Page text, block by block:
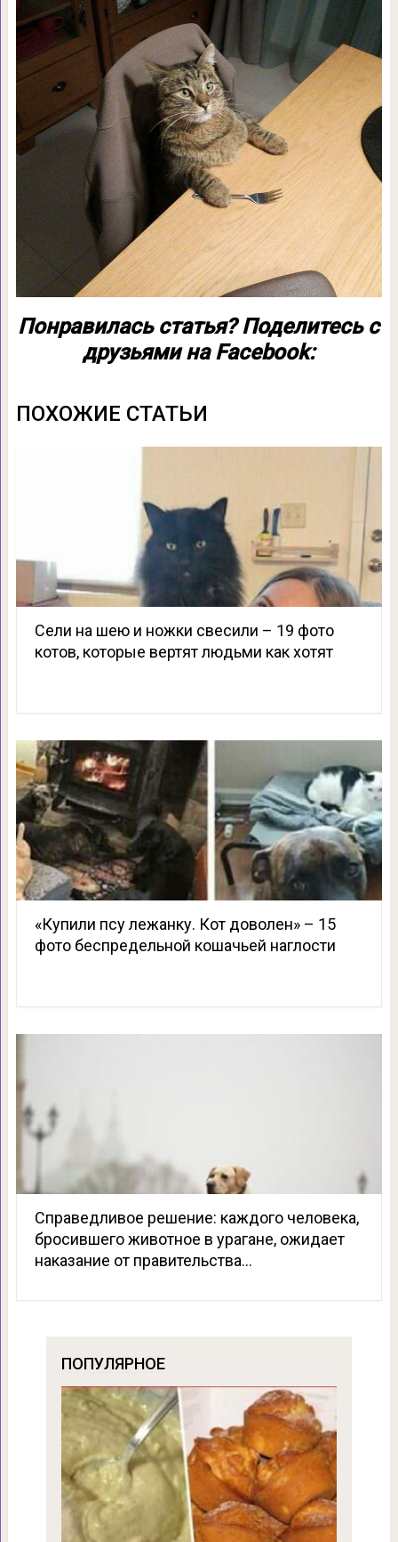
Понравилась статья? Поделитесь с
друзьями на Facebook:
ПОХОЖИЕ СТАТЬИ
Сели на шею и ножки свесили – 19 фото
котов, которые вертят людьми как хотят
«Купили псу лежанку. Кот доволен» – 15
фото беспредельной кошачьей наглости
Справедливое решение: каждого человека,
бросившего животное в урагане, ожидает
наказание от правительства…
ПОПУЛЯРНОЕ